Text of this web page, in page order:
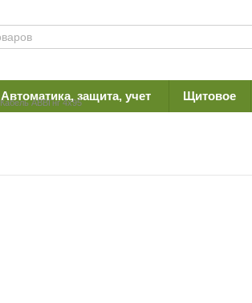
Автоматика, защита, учет Щитовое
Кабель АВВГнг 4х95